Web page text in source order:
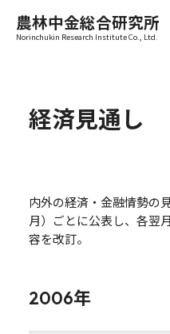
農林中金総合研究所
Norinchukin Research Institute Co., Ltd.
経済見通し
内外の経済・金融情勢の
月）ごとに公表し、各翌
容を改訂。
2006年